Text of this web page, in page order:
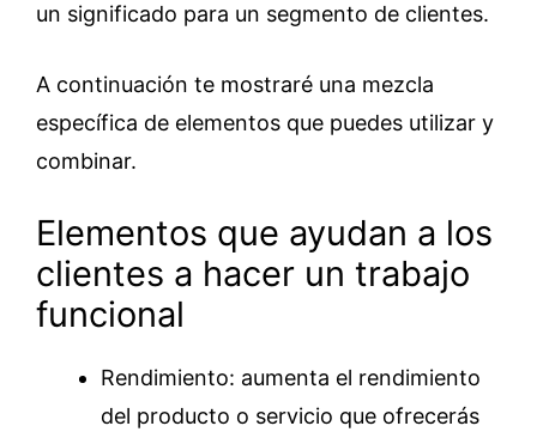
un significado para un segmento de clientes.
A continuación te mostraré una mezcla
específica de elementos que puedes utilizar y
combinar.
Elementos que ayudan a los
clientes a hacer un trabajo
funcional
Rendimiento: aumenta el rendimiento
del producto o servicio que ofrecerás